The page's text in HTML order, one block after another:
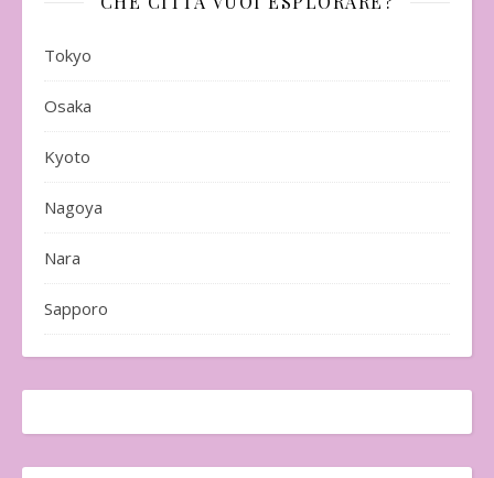
Tokyo
Osaka
Kyoto
Nagoya
Nara
Sapporo